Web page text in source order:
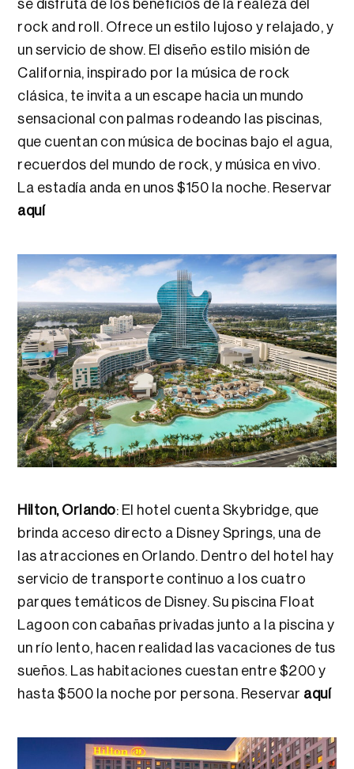
se disfruta de los beneficios de la realeza del
rock and roll. Ofrece un estilo lujoso y relajado, y
un servicio de show. El diseño estilo misión de
California, inspirado por la música de rock
clásica, te invita a un escape hacia un mundo
sensacional con palmas rodeando las piscinas,
que cuentan con música de bocinas bajo el agua,
recuerdos del mundo de rock, y música en vivo.
La estadía anda en unos $150 la noche. Reservar
aquí
Hilton, Orlando: El hotel cuenta Skybridge, que
brinda acceso directo a Disney Springs, una de
las atracciones en Orlando. Dentro del hotel hay
servicio de transporte continuo a los cuatro
parques temáticos de Disney. Su piscina Float
Lagoon con cabañas privadas junto a la piscina y
un río lento, hacen realidad las vacaciones de tus
sueños. Las habitaciones cuestan entre $200 y
hasta $500 la noche por persona. Reservar aquí